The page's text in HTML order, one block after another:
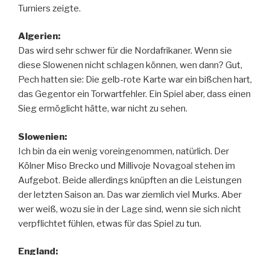
Turniers zeigte.
Algerien:
Das wird sehr schwer für die Nordafrikaner. Wenn sie
diese Slowenen nicht schlagen können, wen dann? Gut,
Pech hatten sie: Die gelb-rote Karte war ein bißchen hart,
das Gegentor ein Torwartfehler. Ein Spiel aber, dass einen
Sieg ermöglicht hätte, war nicht zu sehen.
Slowenien:
Ich bin da ein wenig voreingenommen, natürlich. Der
Kölner Miso Brecko und Millivoje Novagoal stehen im
Aufgebot. Beide allerdings knüpften an die Leistungen
der letzten Saison an. Das war ziemlich viel Murks. Aber
wer weiß, wozu sie in der Lage sind, wenn sie sich nicht
verpflichtet fühlen, etwas für das Spiel zu tun.
England: